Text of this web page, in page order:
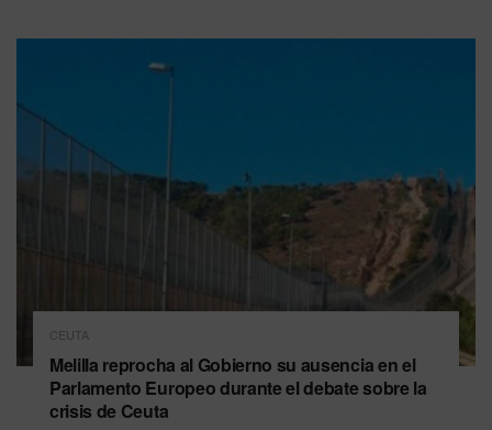
CEUTA
Melilla reprocha al Gobierno su ausencia en el
Parlamento Europeo durante el debate sobre la
crisis de Ceuta